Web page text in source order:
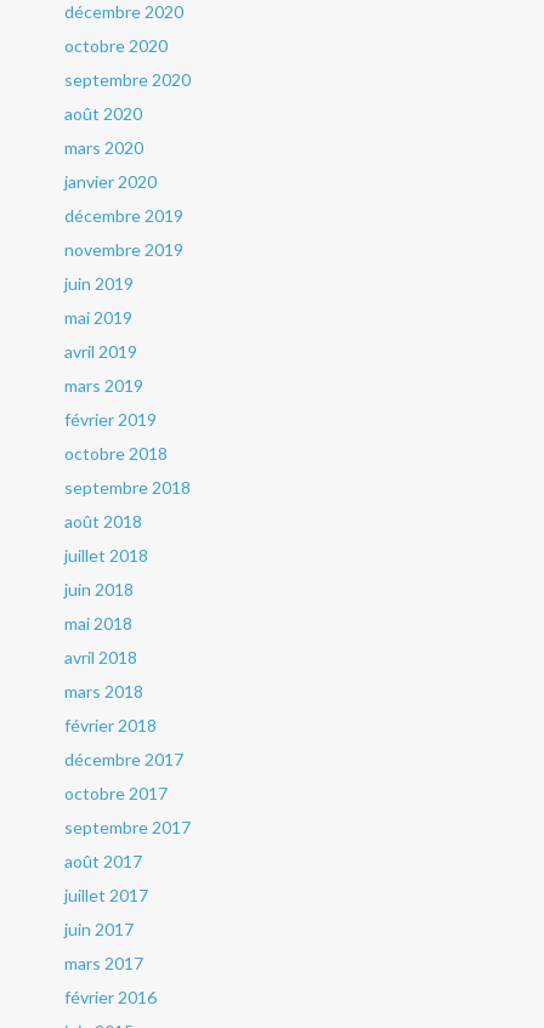
décembre 2020
octobre 2020
septembre 2020
août 2020
mars 2020
janvier 2020
décembre 2019
novembre 2019
juin 2019
mai 2019
avril 2019
mars 2019
février 2019
octobre 2018
septembre 2018
août 2018
juillet 2018
juin 2018
mai 2018
avril 2018
mars 2018
février 2018
décembre 2017
octobre 2017
septembre 2017
août 2017
juillet 2017
juin 2017
mars 2017
février 2016